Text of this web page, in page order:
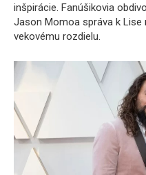
inšpirácie. Fanúšikovia
Jason Momoa správa k Lise
vekovému rozdielu.